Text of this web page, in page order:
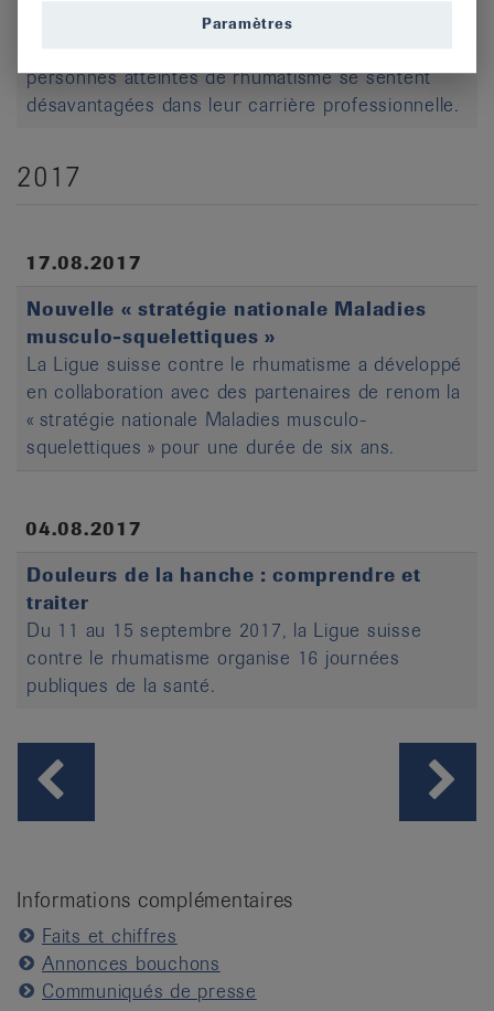
vie professionnelle épanouie
personnes atteintes de rhumatisme se sentent
désavantagées dans leur carrière professionnelle.
2017
17.08.2017
Nouvelle « stratégie nationale Maladies
musculo-squelettiques »
La Ligue suisse contre le rhumatisme a développé
en collaboration avec des partenaires de renom la
« stratégie nationale Maladies musculo-
squelettiques » pour une durée de six ans.
04.08.2017
Douleurs de la hanche : comprendre et
traiter
Du 11 au 15 septembre 2017, la Ligue suisse
contre le rhumatisme organise 16 journées
publiques de la santé.
Informations complémentaires
Faits et chiffres
Annonces bouchons
Communiqués de presse
Paramètres